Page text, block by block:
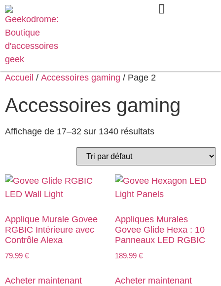
Accueil / Accessoires gaming / Page 2
Accessoires gaming
Affichage de 17–32 sur 1340 résultats
Applique Murale Govee
RGBIC Intérieure avec
Contrôle Alexa
79,99 €
Acheter maintenant
Appliques Murales
Govee Glide Hexa : 10
Panneaux LED RGBIC
189,99 €
Acheter maintenant